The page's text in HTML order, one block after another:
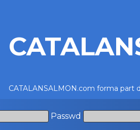
CATALANSALMON.com forma part
Passwd